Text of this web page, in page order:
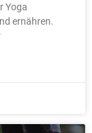
Yoga
ernähren.